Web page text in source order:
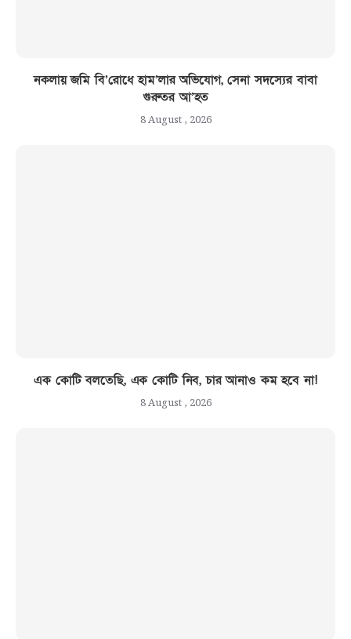
নকলায় জমি বি’রোধে হাম’লার অভিযোগ, সেনা সদস্যের বাবা
গুরুতর আ’হত
8 August , 2026
এক কোটি বলতেছি, এক কোটি নিব, চার আনাও কম হবে না!
8 August , 2026